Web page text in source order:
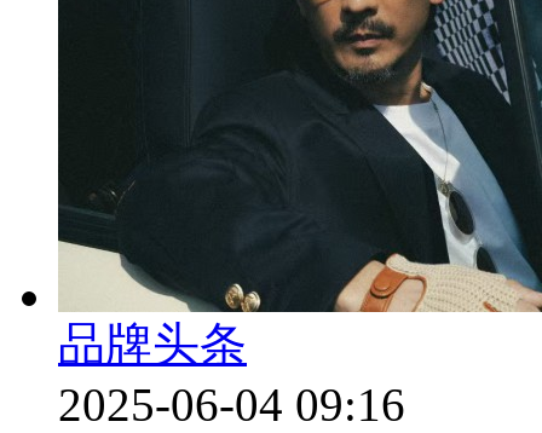
品牌头条
2025-06-04 09:16